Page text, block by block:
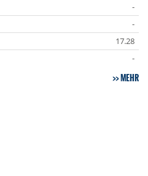
-
-
17.28
-
MEHR